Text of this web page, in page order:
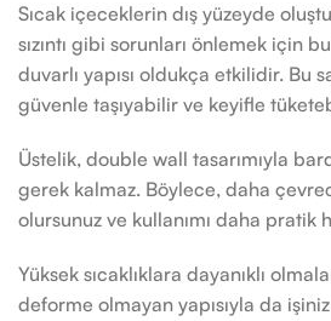
Sıcak içeceklerin dış yüzeyde
sızıntı gibi sorunları önlemek için
duvarlı yapısı oldukça etkilidir. Bu
güvenle taşıyabilir ve keyifle
Üstelik, double wall tasarımıyla
gerek kalmaz. Böylece, daha
olursunuz ve kullanımı daha pratik
Yüksek sıcaklıklara dayanıklı
deforme olmayan yapısıyla da